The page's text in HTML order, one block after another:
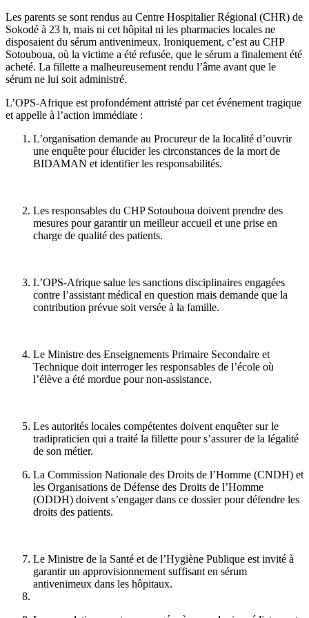
Les parents se sont rendus au Centre Hospitalier Régional (CHR) de
Sokodé à 23 h, mais ni cet hôpital ni les pharmacies locales ne
disposaient du sérum antivenimeux. Ironiquement, c’est au CHP
Sotouboua, où la victime a été refusée, que le sérum a finalement été
acheté. La fillette a malheureusement rendu l’âme avant que le
sérum ne lui soit administré.
L’OPS-Afrique est profondément attristé par cet événement tragique
et appelle à l’action immédiate :
L’organisation demande au Procureur de la localité d’ouvrir
une enquête pour élucider les circonstances de la mort de
BIDAMAN et identifier les responsabilités.
Les responsables du CHP Sotouboua doivent prendre des
mesures pour garantir un meilleur accueil et une prise en
charge de qualité des patients.
L’OPS-Afrique salue les sanctions disciplinaires engagées
contre l’assistant médical en question mais demande que la
contribution prévue soit versée à la famille.
Le Ministre des Enseignements Primaire Secondaire et
Technique doit interroger les responsables de l’école où
l’élève a été mordue pour non-assistance.
Les autorités locales compétentes doivent enquêter sur le
tradipraticien qui a traité la fillette pour s’assurer de la légalité
de son métier.
La Commission Nationale des Droits de l’Homme (CNDH) et
les Organisations de Défense des Droits de l’Homme
(ODDH) doivent s’engager dans ce dossier pour défendre les
droits des patients.
Le Ministre de la Santé et de l’Hygiène Publique est invité à
garantir un approvisionnement suffisant en sérum
antivenimeux dans les hôpitaux.